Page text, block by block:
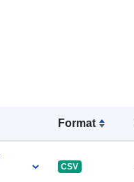
Format
CSV